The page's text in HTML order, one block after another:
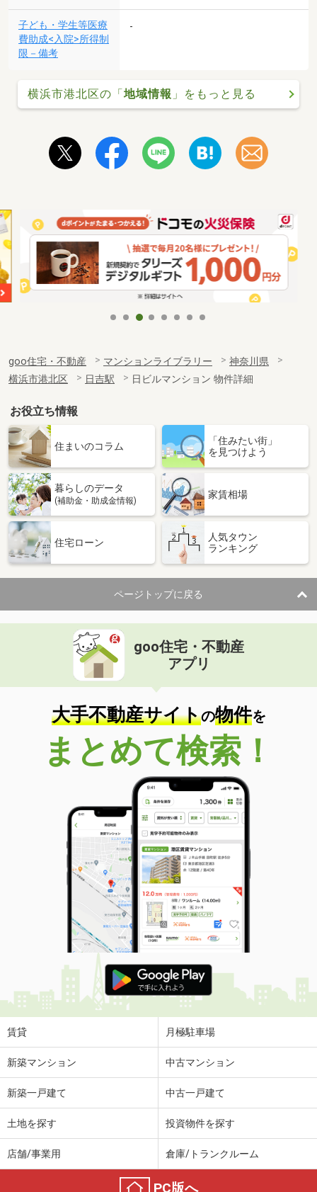
子ども・学生等医療
費助成<入院>所得制
限－備考
-
横浜市港北区の「地域情報 」をもっと見る
goo住宅・不動産 マンションライブラリー
神奈川県
横浜市港北区
日吉駅 日ビルマンション 物件詳細
お役立ち情報
住まいのコラム
「住みたい街」
を見つけよう
暮らしのデータ
(補助金・助成金情報)
家賃相場
住宅ローン
人気タウン
ランキング
ページトップに戻る
goo住宅・不動産
アプリ
大手不動産サイトの物件を
まとめて検索！
賃貸 月極駐車場
新築マンション 中古マンション
新築一戸建て 中古一戸建て
土地を探す 投資物件を探す
店舗/事業用 倉庫/トランクルーム
PC版へ